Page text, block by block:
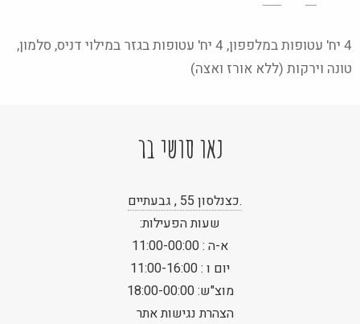
4 יח' עטופות במלפפון, 4 יח' עטופות בגזר במילוי דניס, סלמון,
טונה וירקות (ללא אורז ואצה)
נאו סושי בר
.כצנלסון 55 , גבעתיים
שעות הפעילות:
א-ה : 11:00-00:00
יום ו : 11:00-16:00
מוצ"ש: 18:00-00:00
הצהרת נגישות אתר